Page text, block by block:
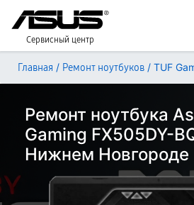
Сервисный центр
Главная / Ремонт ноутбуков / TUF
Ремонт ноутбука
Gaming FX505DY-
Нижнем Новгороде